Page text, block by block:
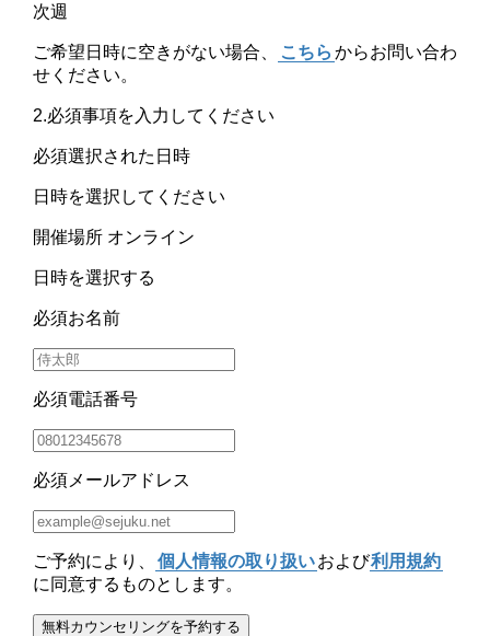
次週
ご希望日時に空きがない場合、 こちら からお問い合わ
せください。
2.必須事項を入力してください
必須選択された日時
日時を選択してください
開催場所 オンライン
日時を選択する
必須お名前
必須電話番号
必須 メールアドレス
ご予約により、 個人情報の取り扱いおよび利用規約
に同意するものとします。
無料カウンセリングを予約する